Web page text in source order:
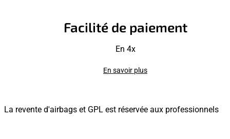
Facilité de paiement
En 4x
En savoir plus
La revente d'airbags et GPL est réservée aux professionnels